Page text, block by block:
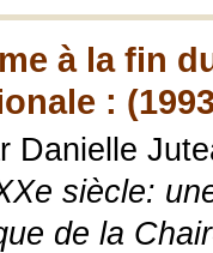
à la fin
:
Danielle
siècle:
de la